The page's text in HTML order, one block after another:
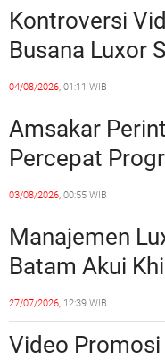
Batam
Kontroversi
Busana Luxor
Barelang Usut
Unsur
04/08/2026, 01:11 WIB
Amsakar
Percepat
Prioritas,
Realisasi
Lampaui 50
03/08/2026, 00:55 WIB
Manajemen
Batam Akui
Minta Maaf,
Langsung Di-
27/07/2026, 12:39 WIB
Video Promosi